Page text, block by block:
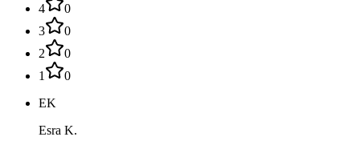
4
0
3
0
2
0
1
0
EK
Esra K.